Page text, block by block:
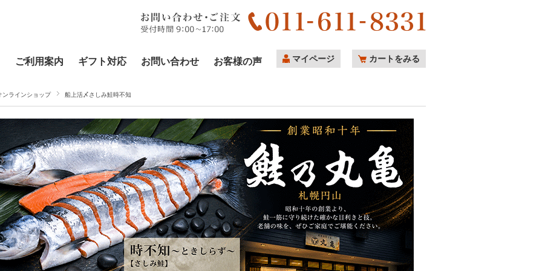
ご利用案内 ギフト対応 お問い合わせ お客様の声 マイページ カートをみる
ンラインショップ 船上活〆さしみ鮭時不知